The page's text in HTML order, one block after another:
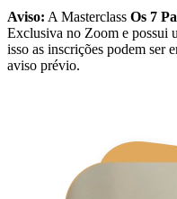
Aviso: A Masterclass Os 7
Exclusiva no Zoom e possui
isso as inscrições podem ser
aviso prévio.